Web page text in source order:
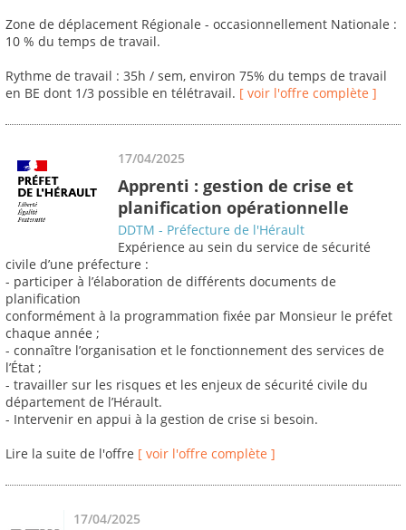
Zone de déplacement Régionale - occasionnellement Nationale :
10 % du temps de travail.
Rythme de travail : 35h / sem, environ 75% du temps de travail
en BE dont 1/3 possible en télétravail. [ voir l'offre complète ]
17/04/2025
Apprenti : gestion de crise et
planification opérationnelle
DDTM - Préfecture de l'Hérault
Expérience au sein du service de sécurité
civile d’une préfecture :
- participer à l’élaboration de différents documents de
planification
conformément à la programmation fixée par Monsieur le préfet
chaque année ;
- connaître l’organisation et le fonctionnement des services de
l’État ;
- travailler sur les risques et les enjeux de sécurité civile du
département de l’Hérault.
- Intervenir en appui à la gestion de crise si besoin.
Lire la suite de l'offre [ voir l'offre complète ]
17/04/2025